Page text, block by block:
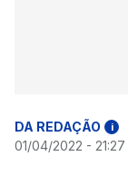
DA REDAÇÃO i
01/04/2022 - 21:27